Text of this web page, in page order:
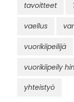
tavoitteet
vaellus
vuorikiipeilijä
vuorikiipeily
yhteistyö